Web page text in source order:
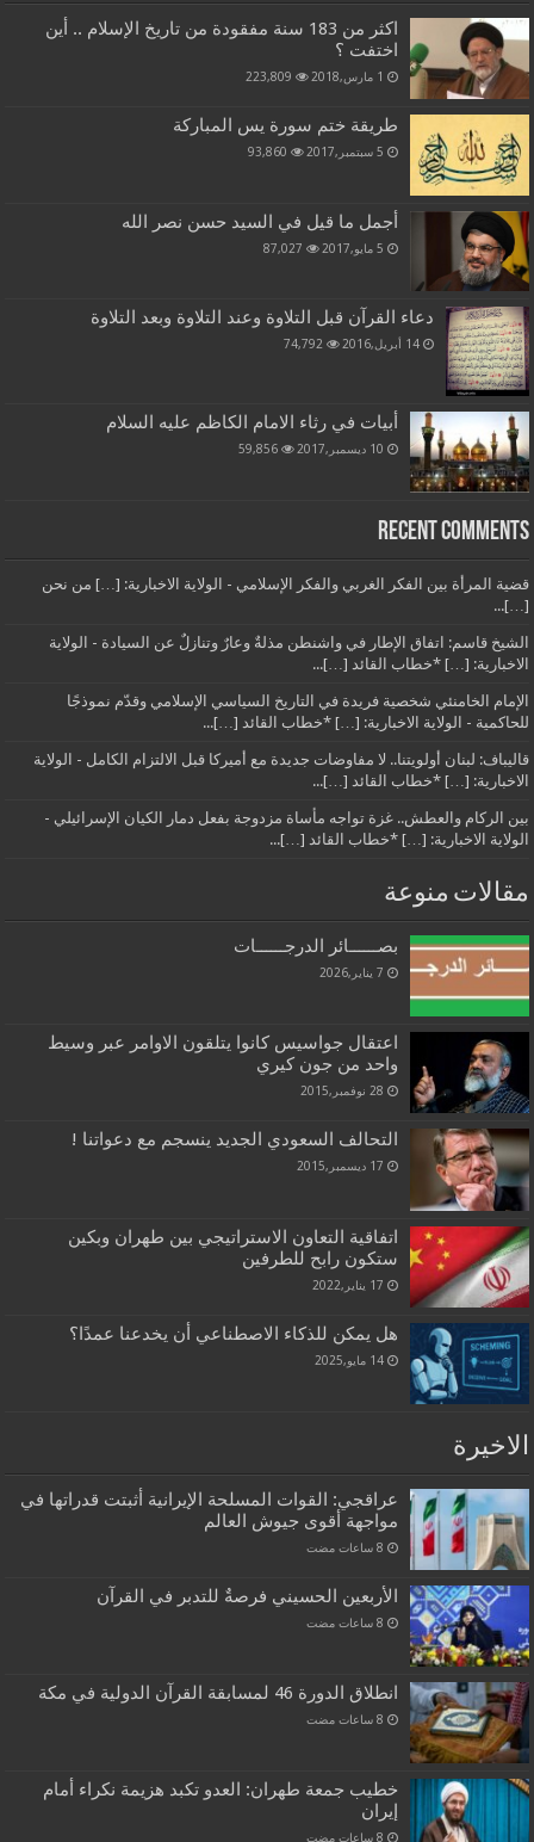
اكثر من 183 سنة مفقودة من تاريخ الإسلام .. أين
اختفت ؟
1 مارس,2018 223,809
طريقة ختم سورة يس المباركة
5 سبتمبر,2017 93,860
أجمل ما قيل في السيد حسن نصر الله
5 مايو,2017 87,027
دعاء القرآن قبل التلاوة وعند التلاوة وبعد التلاوة
14 أبريل,2016 74,792
أبيات في رثاء الامام الكاظم عليه السلام
10 ديسمبر,2017 59,856
Recent Comments
قضية المرأة بين الفكر الغربي والفكر الإسلامي - الولاية الاخبارية: […] من نحن
[…]...
الشيخ قاسم: اتفاق الإطار في واشنطن مذلةٌ وعارٌ وتنازلٌ عن السيادة - الولاية
الاخبارية: […] *خطاب القائد […]...
الإمام الخامنئي شخصية فريدة في التاريخ السياسي الإسلامي وقدّم نموذجًا
للحاكمية - الولاية الاخبارية: […] *خطاب القائد […]...
قاليباف: لبنان أولويتنا.. لا مفاوضات جديدة مع أميركا قبل الالتزام الكامل - الولاية
الاخبارية: […] *خطاب القائد […]...
بين الركام والعطش.. غزة تواجه مأساة مزدوجة بفعل دمار الكيان الإسرائيلي -
الولاية الاخبارية: […] *خطاب القائد […]...
مقالات منوعة
بصــــــائر الدرجــــــات
7 يناير,2026
اعتقال جواسيس كانوا يتلقون الاوامر عبر وسيط
واحد من جون كيري
28 نوفمبر,2015
التحالف السعودي الجديد ينسجم مع دعواتنا !
17 ديسمبر,2015
اتفاقية التعاون الاستراتيجي بين طهران وبكين
ستكون رابح للطرفين
17 يناير,2022
هل يمكن للذكاء الاصطناعي أن يخدعنا عمدًا؟
14 مايو,2025
الاخيرة
عراقجي: القوات المسلحة الإيرانية أثبتت قدراتها في
مواجهة أقوى جيوش العالم
الأربعين الحسيني فرصةٌ للتدبر في القرآن
انطلاق الدورة 46 لمسابقة القرآن الدولية في مكة
خطيب جمعة طهران: العدو تكبد هزيمة نكراء أمام
إيران